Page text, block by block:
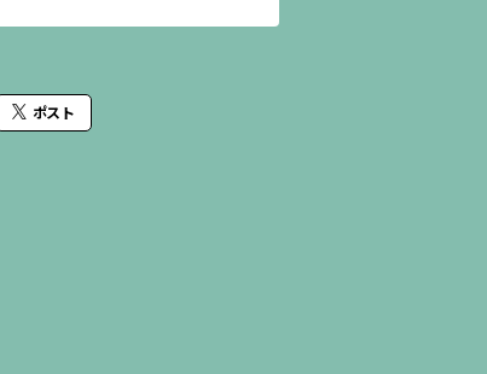
ポスト